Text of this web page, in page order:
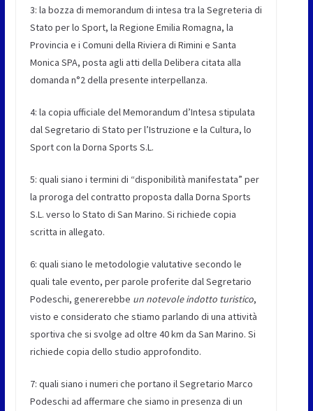
3: la bozza di memorandum di intesa tra la Segreteria di
Stato per lo Sport, la Regione Emilia Romagna, la
Provincia e i Comuni della Riviera di Rimini e Santa
Monica SPA, posta agli atti della Delibera citata alla
domanda n°2 della presente interpellanza.
4: la copia ufficiale del Memorandum d’Intesa stipulata
dal Segretario di Stato per l’Istruzione e la Cultura, lo
Sport con la Dorna Sports S.L.
5: quali siano i termini di “disponibilità manifestata” per
la proroga del contratto proposta dalla Dorna Sports
S.L. verso lo Stato di San Marino. Si richiede copia
scritta in allegato.
6: quali siano le metodologie valutative secondo le
quali tale evento, per parole proferite dal Segretario
Podeschi, genererebbe un notevole indotto turistico,
visto e considerato che stiamo parlando di una attività
sportiva che si svolge ad oltre 40 km da San Marino. Si
richiede copia dello studio approfondito.
7: quali siano i numeri che portano il Segretario Marco
Podeschi ad affermare che siamo in presenza di un